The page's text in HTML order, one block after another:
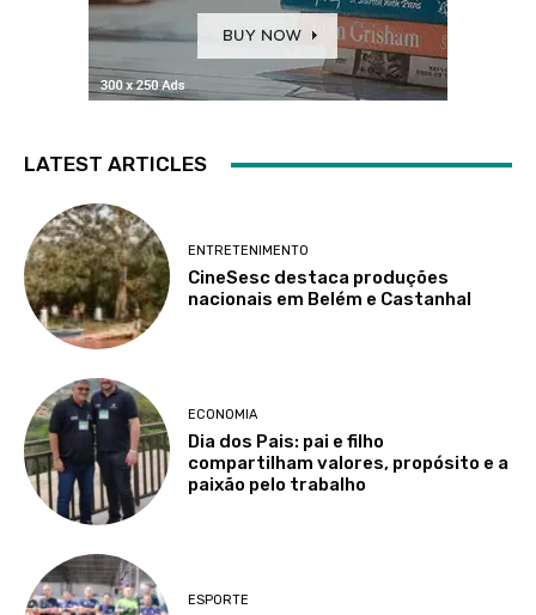
LATEST ARTICLES
ENTRETENIMENTO
CineSesc destaca produções
nacionais em Belém e Castanhal
ECONOMIA
Dia dos Pais: pai e filho
compartilham valores, propósito e a
paixão pelo trabalho
ESPORTE